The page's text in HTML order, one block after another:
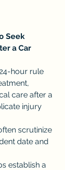
Seek
a Car
hour rule
care after a
injury
scrutinize
date and
establish a